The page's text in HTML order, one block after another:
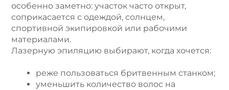
особенно заметно: участок часто открыт,
соприкасается с одеждой, солнцем,
спортивной экипировкой или рабочими
материалами.
Лазерную эпиляцию выбирают, когда хочется:
реже пользоваться бритвенным станком;
уменьшить количество волос на